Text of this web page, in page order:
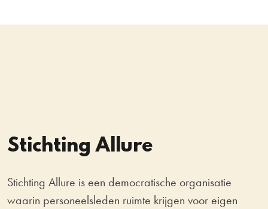
Stichting Allure
Stichting Allure is een democratische organisatie
waarin personeelsleden ruimte krijgen voor eigen